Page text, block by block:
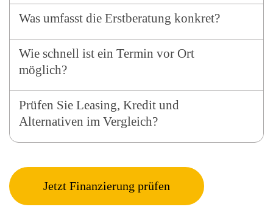
Was umfasst die Erstberatung konkret?
Wie schnell ist ein Termin vor Ort
möglich?
Prüfen Sie Leasing, Kredit und
Alternativen im Vergleich?
Jetzt Finanzierung prüfen